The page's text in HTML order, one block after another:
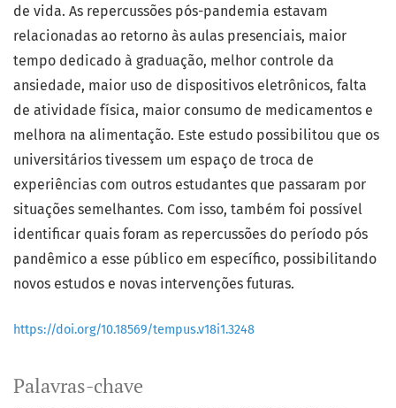
Palavras-chave
de vida. As repercussões pós-pandemia estavam
relacionadas ao retorno às aulas presenciais, maior
tempo dedicado à graduação, melhor controle da
ansiedade, maior uso de dispositivos eletrônicos, falta
de atividade física, maior consumo de medicamentos e
melhora na alimentação. Este estudo possibilitou que os
universitários tivessem um espaço de troca de
experiências com outros estudantes que passaram por
situações semelhantes. Com isso, também foi possível
identificar quais foram as repercussões do período pós
pandêmico a esse público em específico, possibilitando
novos estudos e novas intervenções futuras.
https://doi.org/10.18569/tempus.v18i1.3248